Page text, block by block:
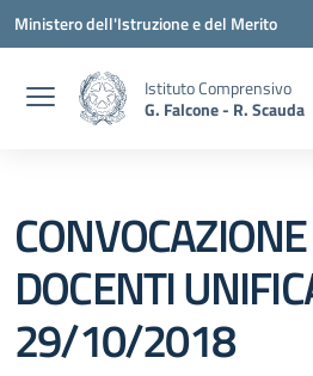
Vai ai contenuti
Vai al menu di navigazione
Vai al footer
Ministero dell'Istruzione e del Merito
Istituto Comprensivo
G. Falcone - R. Scauda
DOCENTI
29/10/2018